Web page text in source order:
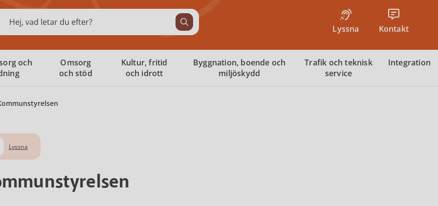
Lyssna Kontakt
och
Omsorg
och stöd
Kultur, fritid
och idrott
Byggnation, boende och
miljöskydd
Trafik och teknisk
service
Integration
Lyssna